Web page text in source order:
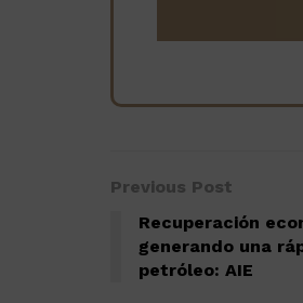
Previous Post
Recuperación
generando una
petróleo: AIE